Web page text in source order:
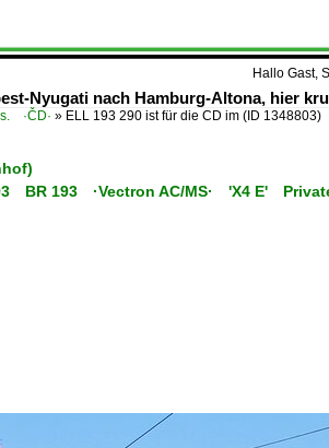
Hallo Gast,
Nyugati nach Hamburg-Altona, hier
·ČD· » ELL 193 290 ist für die CD im (ID 1348803)
BR 193 ·Vectron AC/MS· 'X4 E'